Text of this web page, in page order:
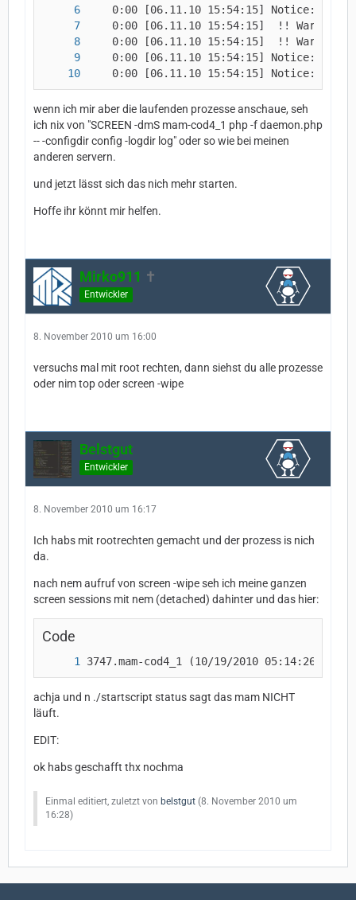
0:00 [06.11.10 15:54:15] Notice:
wenn ich mir aber die laufenden prozesse anschaue, seh
ich nix von "SCREEN -dmS mam-cod4_1 php -f daemon.php
-- -configdir config -logdir log" oder so wie bei meinen
anderen servern.
und jetzt lässt sich das nich mehr starten.
Hoffe ihr könnt mir helfen.
Mirko911
Entwickler
8. November 2010 um 16:00
versuchs mal mit root rechten, dann siehst du alle prozesse
oder nim top oder screen -wipe
Belstgut
Entwickler
8. November 2010 um 16:17
Ich habs mit rootrechten gemacht und der prozess is nich
da.
nach nem aufruf von screen -wipe seh ich meine ganzen
screen sessions mit nem (detached) dahinter und das hier:
Code
achja und n ./startscript status sagt das mam NICHT
läuft.
EDIT:
ok habs geschafft thx nochma
Einmal editiert, zuletzt von belstgut (8. November 2010 um
16:28)